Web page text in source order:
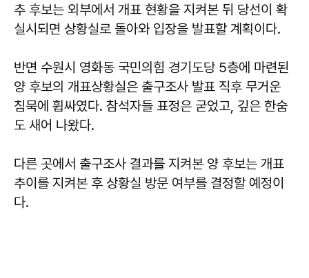
추 후보는 외부에서 개표 현황을 지켜본 뒤 당선이 확
실시되면 상황실로 돌아와 입장을 발표할 계획이다.
반면 수원시 영화동 국민의힘 경기도당 5층에 마련된
양 후보의 개표상황실은 출구조사 발표 직후 무거운
침묵에 휩싸였다. 참석자들 표정은 굳었고, 깊은 한숨
도 새어 나왔다.
다른 곳에서 출구조사 결과를 지켜본 양 후보는 개표
추이를 지켜본 후 상황실 방문 여부를 결정할 예정이
다.